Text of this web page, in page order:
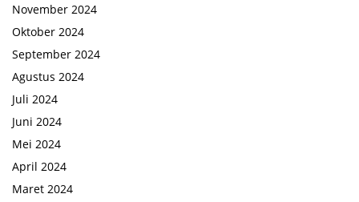
November 2024
Oktober 2024
September 2024
Agustus 2024
Juli 2024
Juni 2024
Mei 2024
April 2024
Maret 2024